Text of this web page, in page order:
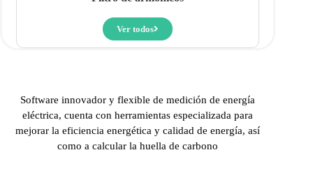
Ver todos
Software innovador y flexible de medición de energía
eléctrica, cuenta con herramientas especializada para
mejorar la eficiencia energética y calidad de energía, así
como a calcular la huella de carbono